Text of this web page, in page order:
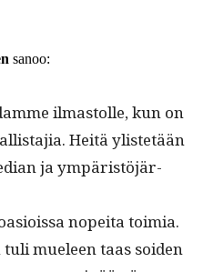
sanoo:
ilmas­tolle, kun on
Heitä ylis­tetään
ja ympäristöjär­
nopei­ta toimia.
mueleen taas soiden